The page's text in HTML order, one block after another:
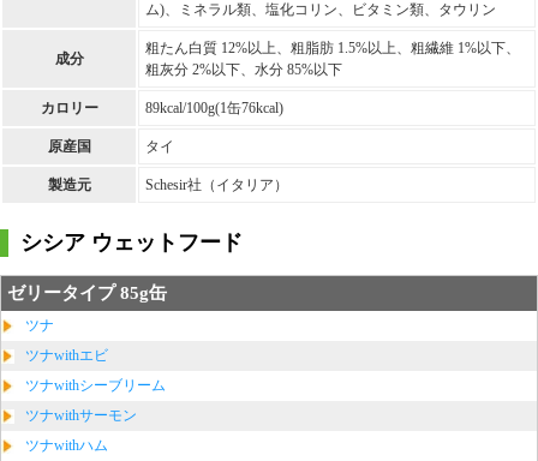
ム)、ミネラル類、塩化コリン、ビタミン類、タウリン
成分
粗たん白質 12%以上、粗脂肪 1.5%以上、粗繊維 1%以下、
粗灰分 2%以下、水分 85%以下
カロリー 89kcal/100g(1缶76kcal)
原産国 タイ
製造元 Schesir社（イタリア）
シシア ウェットフード
ゼリータイプ 85g缶
ツナ
ツナwithエビ
ツナwithシーブリーム
ツナwithサーモン
ツナwithハム